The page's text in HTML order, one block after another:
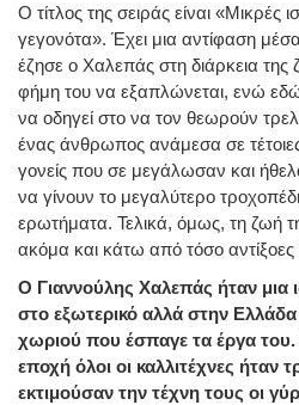
Ο τίτλος της σειράς είναι «Μικρές
γεγονότα». Έχει μια αντίφαση
έζησε ο Χαλεπάς στη διάρκεια της
φήμη του να εξαπλώνεται, ενώ
να οδηγεί στο να τον θεωρούν
ένας άνθρωπος ανάμεσα σε τέτοιες
γονείς που σε μεγάλωσαν και
να γίνουν το μεγαλύτερο
ερωτήματα. Τελικά, όμως, τη ζωή
ακόμα και κάτω από τόσο αντίξοες
Ο Γιαννούλης Χαλεπάς ήταν μια
στο εξωτερικό αλλά στην Ελλάδα
χωριού που έσπαγε τα έργα του.
εποχή όλοι οι καλλιτέχνες ήταν
εκτιμούσαν την τέχνη τους οι